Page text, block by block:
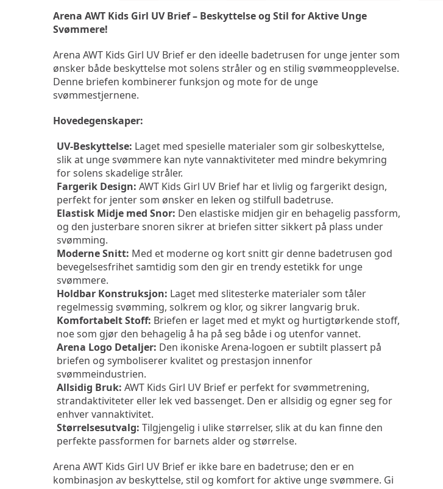
Arena AWT Kids Girl UV Brief – Beskyttelse og Stil for Aktive Unge
Svømmere!
Arena AWT Kids Girl UV Brief er den ideelle badetrusen for unge jenter som
ønsker både beskyttelse mot solens stråler og en stilig svømmeopplevelse.
Denne briefen kombinerer funksjon og mote for de unge
svømmestjernene.
Hovedegenskaper:
UV-Beskyttelse: Laget med spesielle materialer som gir solbeskyttelse,
slik at unge svømmere kan nyte vannaktiviteter med mindre bekymring
for solens skadelige stråler.
Fargerik Design: AWT Kids Girl UV Brief har et livlig og fargerikt design,
perfekt for jenter som ønsker en leken og stilfull badetruse.
Elastisk Midje med Snor: Den elastiske midjen gir en behagelig passform,
og den justerbare snoren sikrer at briefen sitter sikkert på plass under
svømming.
Moderne Snitt: Med et moderne og kort snitt gir denne badetrusen god
bevegelsesfrihet samtidig som den gir en trendy estetikk for unge
svømmere.
Holdbar Konstruksjon: Laget med slitesterke materialer som tåler
regelmessig svømming, solkrem og klor, og sikrer langvarig bruk.
Komfortabelt Stoff: Briefen er laget med et mykt og hurtigtørkende stoff,
noe som gjør den behagelig å ha på seg både i og utenfor vannet.
Arena Logo Detaljer: Den ikoniske Arena-logoen er subtilt plassert på
briefen og symboliserer kvalitet og prestasjon innenfor
svømmeindustrien.
Allsidig Bruk: AWT Kids Girl UV Brief er perfekt for svømmetrening,
strandaktiviteter eller lek ved bassenget. Den er allsidig og egner seg for
enhver vannaktivitet.
Størrelsesutvalg: Tilgjengelig i ulike størrelser, slik at du kan finne den
perfekte passformen for barnets alder og størrelse.
Arena AWT Kids Girl UV Brief er ikke bare en badetruse; den er en
kombinasjon av beskyttelse, stil og komfort for aktive unge svømmere. Gi